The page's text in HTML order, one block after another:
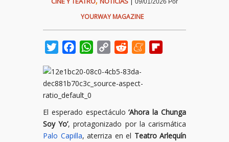
09/01/2026 Por
YOURWAY MAGAZINE
TwitterFacebookWhatsApp
Copy
Reddit Meneame
El esperado espectáculo‘Ahora la Chunga
Soy Yo’, protagonizado por la carismática
Palo Capilla, aterriza en el Teatro Arlequín